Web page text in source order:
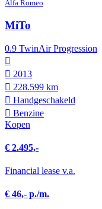
Alfa Romeo
MiTo
0.9 TwinAir Progression
2013
228.599 km
Hand­geschakeld
Benzine
Kopen
€ 2.495,-
Financial lease v.a.
€ 46,- p./m.